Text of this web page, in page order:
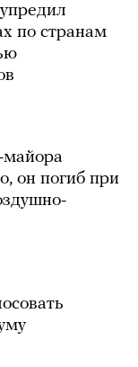
по странам
майора
он погиб при